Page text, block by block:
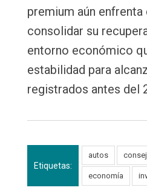
premium aún
consolidar su
entorno económico
estabilidad para
registrados antes del
Etiquetas:
autos
economía